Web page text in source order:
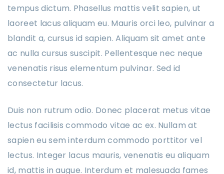
tempus dictum. Phasellus mattis velit sapien, ut
laoreet lacus aliquam eu. Mauris orci leo, pulvinar a
blandit a, cursus id sapien. Aliquam sit amet ante
ac nulla cursus suscipit. Pellentesque nec neque
venenatis risus elementum pulvinar. Sed id
consectetur lacus.
Duis non rutrum odio. Donec placerat metus vitae
lectus facilisis commodo vitae ac ex. Nullam at
sapien eu sem interdum commodo porttitor vel
lectus. Integer lacus mauris, venenatis eu aliquam
id, mattis in augue. Interdum et malesuada fames